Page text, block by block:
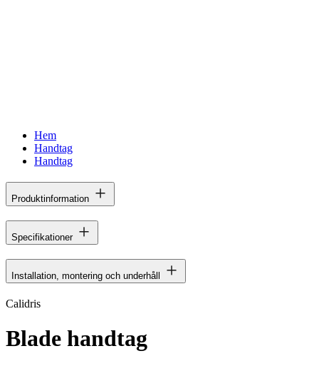
Hem
Handtag
Handtag
Produktinformation
Specifikationer
Installation, montering och underhåll
Calidris
Blade handtag